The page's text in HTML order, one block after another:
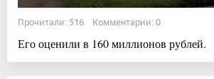
Прочитали: 516 Комментарии: 0
Его оценили в 160 миллионов рублей.